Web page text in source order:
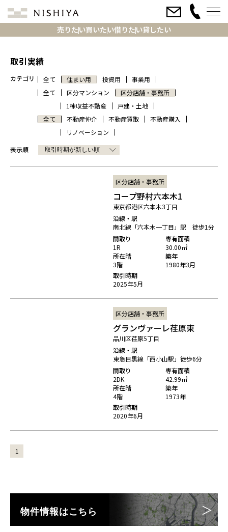
売りたい買いたい借りたい貸したい
取引実績
カテゴリ 全て 住まい用 投資用
事業用
全て
区分マンション
区分店舗・事務所
1棟収益不動産
戸建・土地
全て
不動産仲介 不動産買取
不動産購入
リノベーション
表示順
区分店舗・事務所
コープ野村六本木1
東京都港区六本木3丁目
沿線・駅
南北線「六本木一丁目」駅 徒歩1分
間取り
1R
専有面積
30.00㎡
所在階
3階
築年
1980年3月
取引時期
2025年5月
区分店舗・事務所
グランヴァーレ荏原東
品川区荏原5丁目
沿線・駅
東急目黒線「西小山駅」徒歩6分
間取り
2DK
専有面積
42.99㎡
所在階
4階
築年
1973年
取引時期
2020年6月
1
物件情報はこちら